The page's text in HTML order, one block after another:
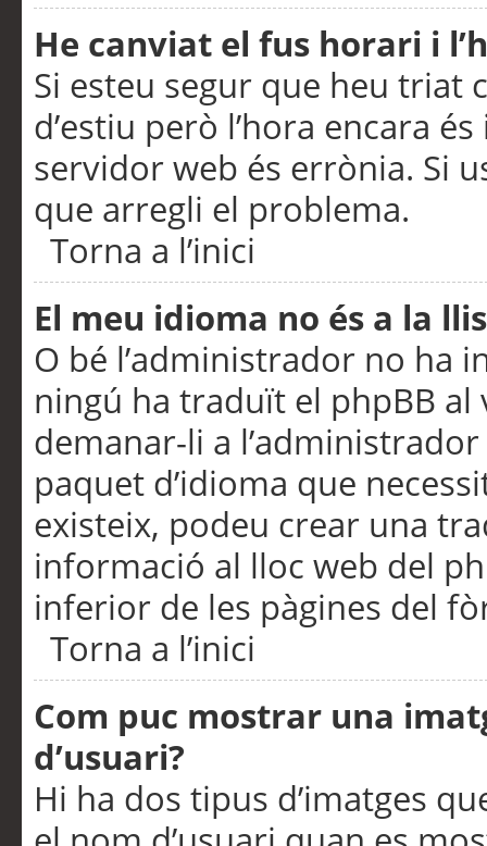
He canviat el fus horari i
Si esteu segur que heu triat
d’estiu però l’hora encara
servidor web és errònia. Si
que arregli el problema.
Torna a l’inici
El meu idioma no és a la
O bé l’administrador no ha
ningú ha traduït el phpBB
demanar-li a
paquet d’idioma que
existeix, podeu crear una
informació al lloc web del
inferior de les pàgines del
Torna a l’inici
Com puc mostrar una
d’usuari?
Hi ha dos tipus d’imatges